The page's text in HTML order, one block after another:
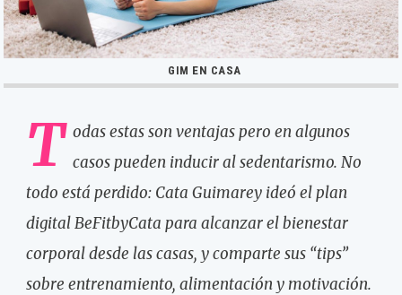
GIM EN CASA
T odas estas son ventajas pero en algunos
casos pueden inducir al sedentarismo. No
todo está perdido: Cata Guimarey ideó el plan
digital BeFitbyCata para alcanzar el bienestar
corporal desde las casas, y comparte sus “tips”
sobre entrenamiento, alimentación y motivación.